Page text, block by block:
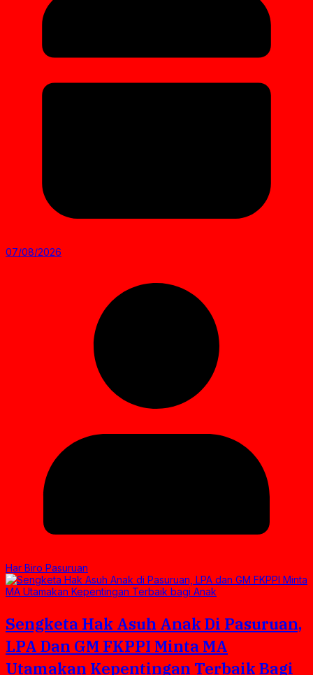
07/08/2026
Har Biro Pasuruan
Sengketa Hak Asuh Anak Di Pasuruan,
LPA Dan GM FKPPI Minta MA
Utamakan Kepentingan Terbaik Bagi